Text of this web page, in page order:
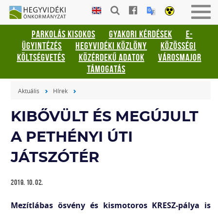
Gyorsbillentyűk
listája
Keresés:
"S"
Bejelentkezés:
be-
HEGYVIDÉKI
ÖNKORMÁNYZAT
PARKOLÁS KISOKOS GYAKORI KÉRDÉSEK
E-
ÜGYINTÉZÉS
HEGYVIDÉKI KÖZLÖNY
KÖZÖSSÉGI
KÖLTSÉGVETÉS
KÖZÉRDEKŰ ADATOK
VÁROSMAJOR
TÁMOGATÁS
Aktuális Hírek
KIBŐVÜLT ÉS MEGÚJULT
A PETHÉNYI ÚTI
JÁTSZÓTÉR
2019. 10. 02.
Mezítlábas ösvény és kismotoros KRESZ-pálya is